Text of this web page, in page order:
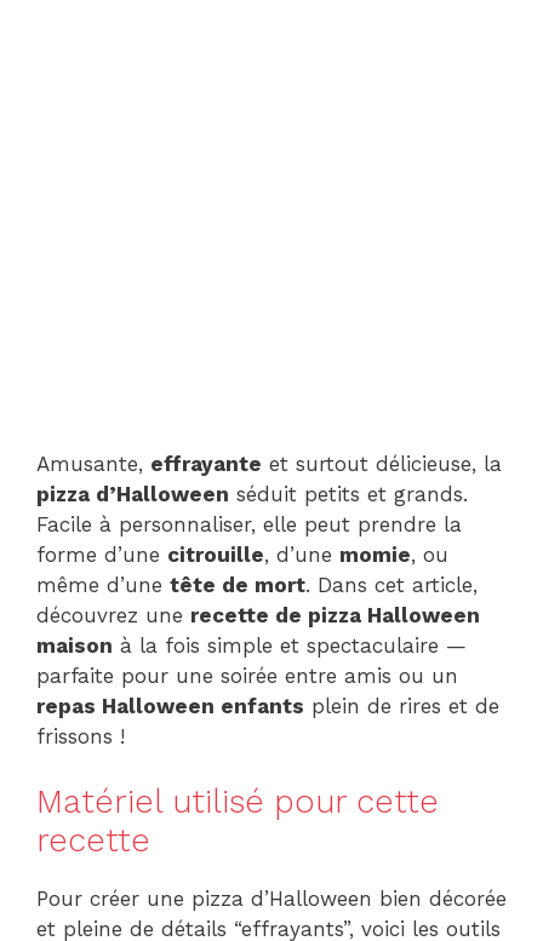
Amusante, effrayante et surtout délicieuse, la
pizza d’Halloween séduit petits et grands.
Facile à personnaliser, elle peut prendre la
forme d’une citrouille, d’une momie, ou
même d’une tête de mort. Dans cet article,
découvrez une recette de pizza Halloween
maison à la fois simple et spectaculaire —
parfaite pour une soirée entre amis ou un
repas Halloween enfants plein de rires et de
frissons !
Matériel utilisé pour cette
recette
Pour créer une pizza d’Halloween bien décorée
et pleine de détails “effrayants”, voici les outils